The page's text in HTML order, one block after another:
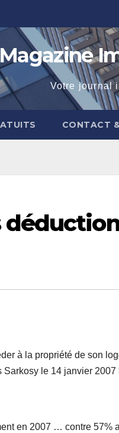
Magazine
Votre journal
CONTACT
à la propriété de son
le 14 janvier 2007
en 2007 … contre 57%